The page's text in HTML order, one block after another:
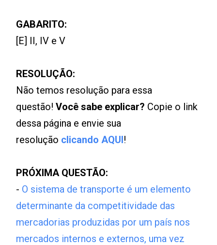
GABARITO:
[E] II, IV e V
RESOLUÇÃO:
Não temos resolução para essa
questão!Você sabe explicar? Copie o link
dessa página e envie sua
resolução clicando AQUI!
PRÓXIMA QUESTÃO:
- O sistema de transporte é um elemento
determinante da competitividade das
mercadorias produzidas por um país nos
mercados internos e externos, uma vez